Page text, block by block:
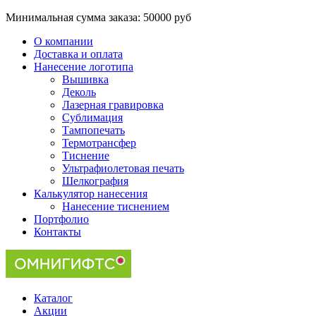
Минимальная сумма заказа: 50000 руб
О компании
Доставка и оплата
Нанесение логотипа
Вышивка
Деколь
Лазерная гравировка
Сублимация
Тампопечать
Термотрансфер
Тиснение
Ультрафиолетовая печать
Шелкография
Калькулятор нанесения
Нанесение тиснением
Портфолио
Контакты
Каталог
Акции